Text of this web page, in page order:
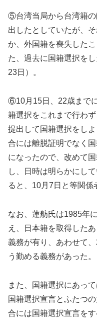
⑤台湾当局から台湾籍
出したとしていたが、
か、外国籍を喪失した
た、過去に国籍選択を
23日）。
⑥10月15日、 22歳まで
籍選択をこれまで行わ
提出して国籍選択をし
合には離脱証明でなく
になったので、改めて
し、日時は明らかにし
ると、10月7日と等関係
なお、蓮舫氏は1985年
え、日本籍を取得したあ
義務が有り、あわせて、
う勤める義務があった。
また、国籍選択にあっ
国籍選択宣言とふたつ
合には国籍選択宣言をす